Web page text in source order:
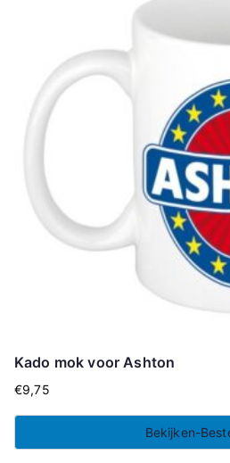
Kado mok voor Ashton
€9,75
Bekijken-